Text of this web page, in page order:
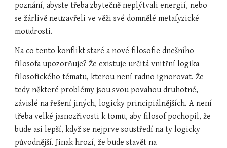
poznání, abyste třeba zbytečně neplýtvali energií, nebo
se žárlivě neuzavřeli ve věži své domnělé metafyzické
moudrosti.
Na co tento konflikt staré a nové filosofie dnešního
filosofa upozorňuje? Že existuje určitá vnitřní logika
filosofického tématu, kterou není radno ignorovat. Že
tedy některé problémy jsou svou povahou druhotné,
závislé na řešení jiných, logicky principiálnějších. A není
třeba velké jasnozřivosti k tomu, aby filosof pochopil, že
bude asi lepší, když se nejprve soustředí na ty logicky
původnější. Jinak hrozí, že bude stavět na